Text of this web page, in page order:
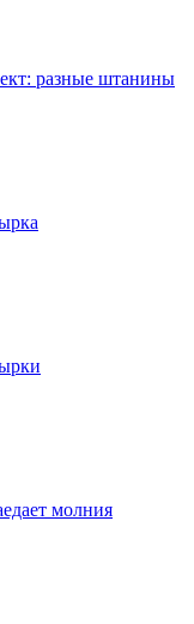
разные штанины
молния